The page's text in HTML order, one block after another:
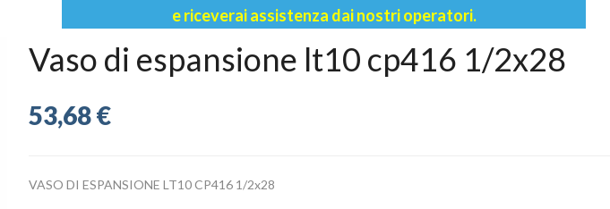
e riceverai assistenza dai nostri operatori.
Vaso di espansione lt10 cp416 1/2x28
53,68 €
VASO DI ESPANSIONE LT10 CP416 1/2x28